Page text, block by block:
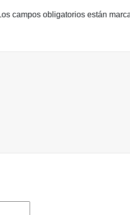
campos obligatorios están